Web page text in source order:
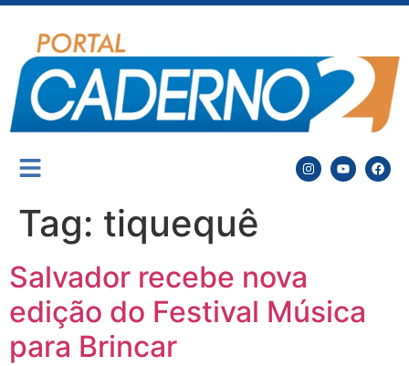
Tag: tiquequê
Salvador recebe nova
edição do Festival Música
para Brincar